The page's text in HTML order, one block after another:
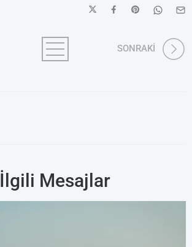
SONRAKİ
İlgili Mesajlar